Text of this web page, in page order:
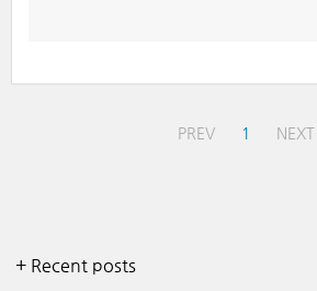
PREV 1 NEXT
+ Recent posts